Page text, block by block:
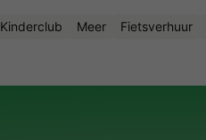
Kinderclub Meer Fietsverhuur